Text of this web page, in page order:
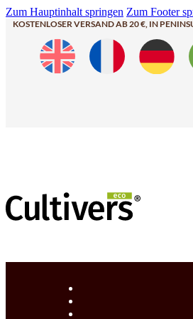
Zum Hauptinhalt springen Zum Footer
KOSTENLOSER VERSAND AB 20 €, IN